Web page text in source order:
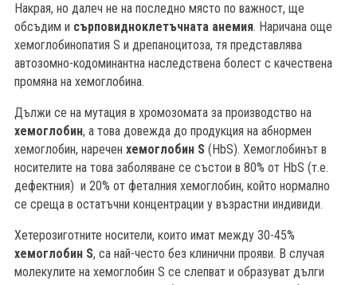
Накрая, но далеч не на последно място по важност, ще
обсъдим и сърповидноклетъчната анемия. Наричана още
хемоглобинопатия S и дрепаноцитоза, тя представлява
автозомно-кодоминантна наследствена болест с качествена
промяна на хемоглобина.
Дължи се на мутация в хромозомата за производство на
хемоглобин, а това довежда до продукция на абнормен
хемоглобин, наречен хемоглобин S(HbS). Хемоглобинът в
носителите на това заболяване се състои в 80% от HbS (т.е.
дефектния) и 20% от феталния хемоглобин, който нормално
се среща в остатъчни концентрации у възрастни индивиди.
Хетерозиготните носители, които имат между 30-45%
хемоглобин S, са най-често без клинични прояви. В случая
молекулите на хемоглобин S се слепват и образуват дълги